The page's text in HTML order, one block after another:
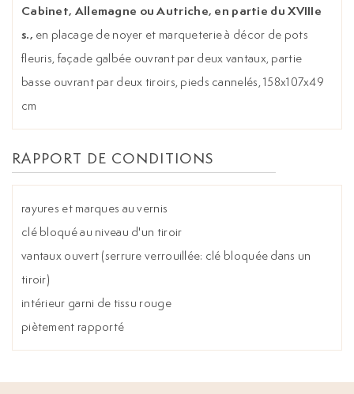
Cabinet, Allemagne ou Autriche, en partie du XVIIIe
s., en placage de noyer et marqueterie à décor de pots
fleuris, façade galbée ouvrant par deux vantaux, partie
basse ouvrant par deux tiroirs, pieds cannelés, 158x107x49
cm
RAPPORT DE CONDITIONS
rayures et marques au vernis
clé bloqué au niveau d'un tiroir
vantaux ouvert (serrure verrouillée: clé bloquée dans un
tiroir)
intérieur garni de tissu rouge
piètement rapporté